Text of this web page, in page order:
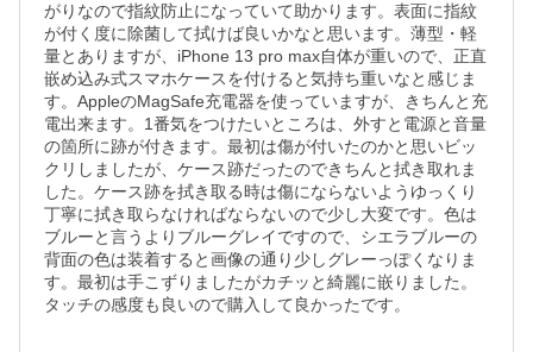
がりなので指紋防止になっていて助かります。表面に指紋
が付く度に除菌して拭けば良いかなと思います。薄型・軽
量とありますが、iPhone 13 pro max自体が重いので、正直
嵌め込み式スマホケースを付けると気持ち重いなと感じま
す。AppleのMagSafe充電器を使っていますが、きちんと充
電出来ます。1番気をつけたいところは、外すと電源と音量
の箇所に跡が付きます。最初は傷が付いたのかと思いビッ
クリしましたが、ケース跡だったのできちんと拭き取れま
した。ケース跡を拭き取る時は傷にならないようゆっくり
丁寧に拭き取らなければならないので少し大変です。色は
ブルーと言うよりブルーグレイですので、シエラブルーの
背面の色は装着すると画像の通り少しグレーっぽくなりま
す。最初は手こずりましたがカチッと綺麗に嵌りました。
タッチの感度も良いので購入して良かったです。